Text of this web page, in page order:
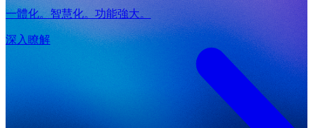
一體化。智慧化。功能強大。
深入瞭解